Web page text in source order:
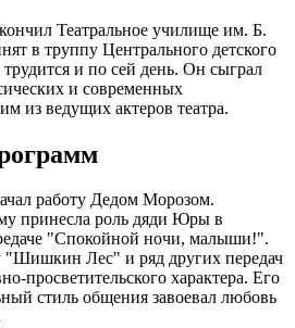
Театральное училище им. Б.
в труппу Центрального детского
и по сей день. Он сыграл
и современных
из ведущих актеров театра.
работу Дедом Морозом.
принесла роль дяди Юры в
"Спокойной ночи, малыши!".
"Шишкин Лес" и ряд других передач
просветительского характера. Его
стиль общения завоевал любовь